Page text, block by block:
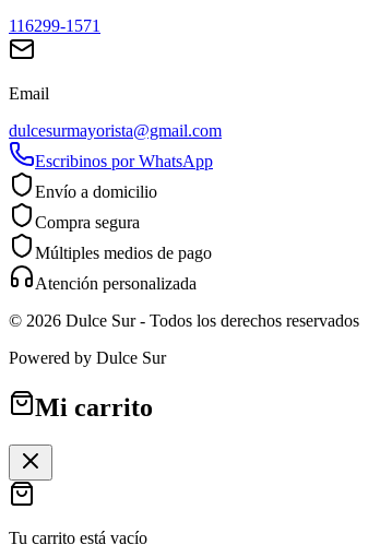
116299-1571
Email
dulcesurmayorista@gmail.com
Escribinos por WhatsApp
Envío a domicilio
Compra segura
Múltiples medios de pago
Atención personalizada
© 2026 Dulce Sur- Todos los derechos reservados
Powered by Dulce Sur
Mi carrito
Tu carrito está vacío